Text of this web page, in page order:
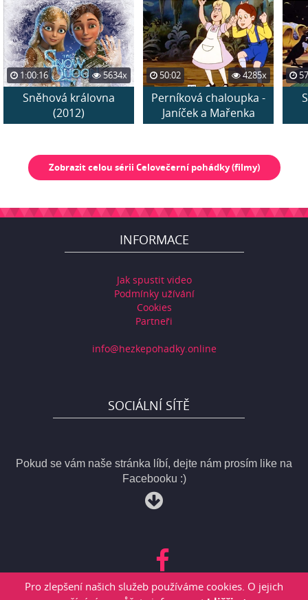
Pro zlepšení našich služeb používáme cookies. O jejich
1:00:16 5634x
Sněhová královna
(2012)
50:02 4285x
Perníková chaloupka -
Janíček a Mařenka
Zobrazit celou sérii Celovečerní pohádky (filmy)
INFORMACE
Jak spustit video
Podmínky užívání
Cookies
Partneři
info@hezkepohadky.online
SOCIÁLNÍ SÍTĚ
Pokud se vám naše stránka líbí, dejte nám prosím like na
Facebooku :)